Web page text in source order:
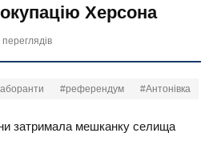
Херсона
#референдум #Антонівка
затримала мешканку селища